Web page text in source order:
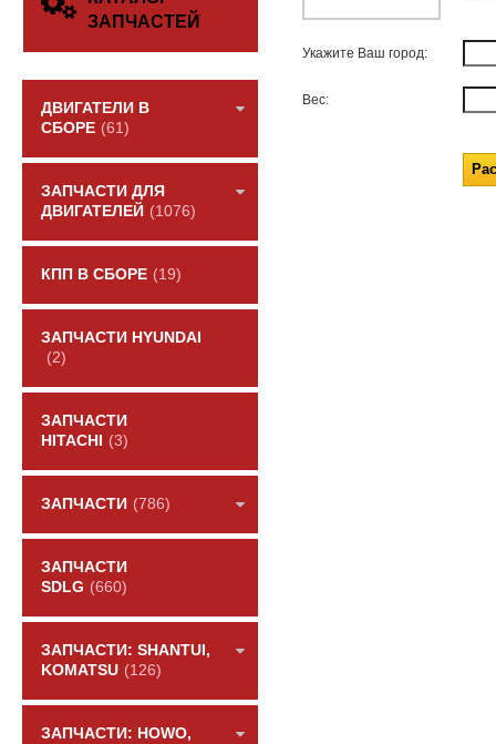
ЗАПЧАСТЕЙ
ДВИГАТЕЛИ В
СБОРЕ (61)
ЗАПЧАСТИ ДЛЯ
ДВИГАТЕЛЕЙ (1076)
КПП В СБОРЕ (19)
ЗАПЧАСТИ HYUNDAI
(2)
ЗАПЧАСТИ
HITACHI
(3)
ЗАПЧАСТИ (786)
ЗАПЧАСТИ
SDLG (660)
ЗАПЧАСТИ: SHANTUI,
KOMATSU (126)
ЗАПЧАСТИ: HOWO,
Укажите Ваш город:
Вес: